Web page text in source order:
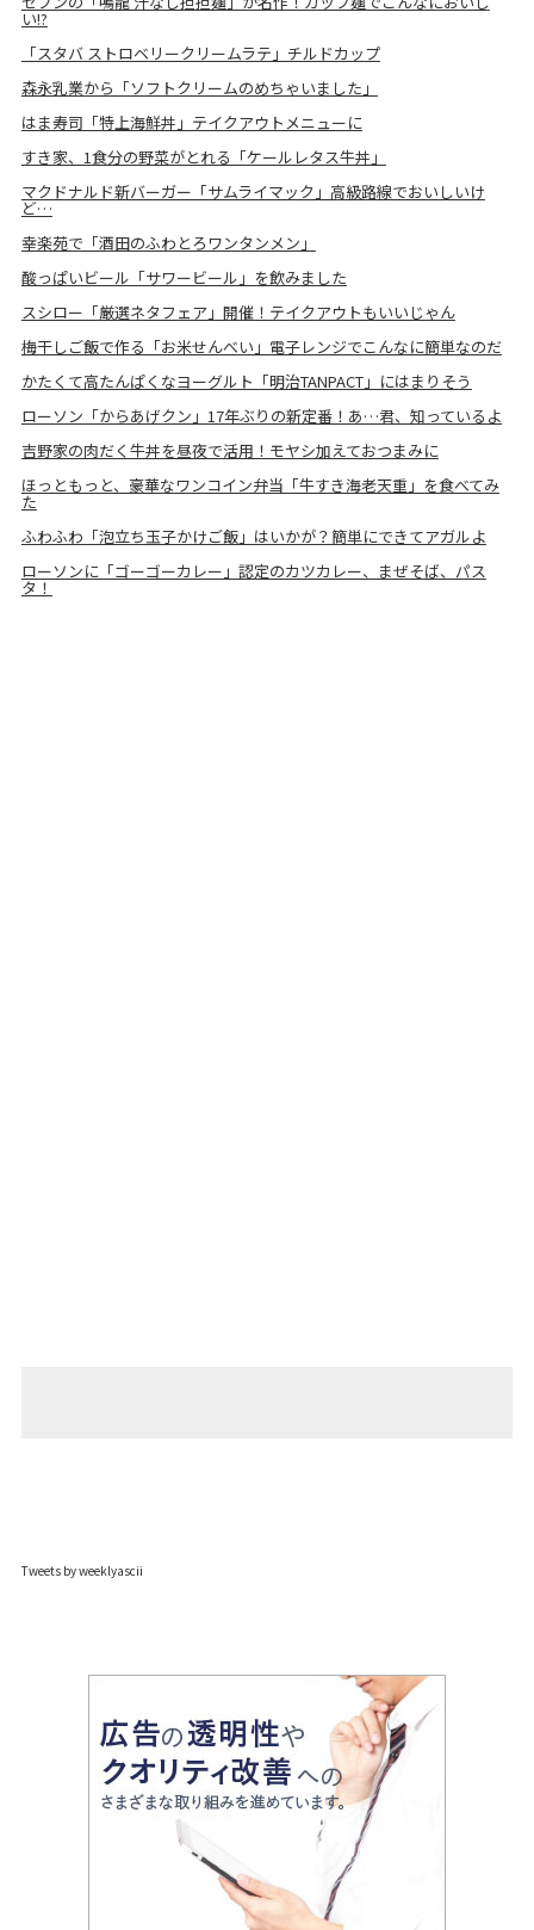
い!?
「スタバ ストロベリークリームラテ」チルドカップ
森永乳業から「ソフトクリームのめちゃいました」
はま寿司「特上海鮮丼」テイクアウトメニューに
すき家、1食分の野菜がとれる「ケールレタス牛丼」
マクドナルド新バーガー「サムライマック」高級路線でおいしいけ
ど…
幸楽苑で「酒田のふわとろワンタンメン」
酸っぱいビール「サワービール」を飲みました
スシロー「厳選ネタフェア」開催！テイクアウトもいいじゃん
梅干しご飯で作る「お米せんべい」電子レンジでこんなに簡単なのだ
かたくて高たんぱくなヨーグルト「明治TANPACT」にはまりそう
ローソン「からあげクン」17年ぶりの新定番！あ…君、知っているよ
吉野家の肉だく牛丼を昼夜で活用！モヤシ加えておつまみに
ほっともっと、豪華なワンコイン弁当「牛すき海老天重」を食べてみ
た
ふわふわ「泡立ち玉子かけご飯」はいかが？簡単にできてアガルよ
ローソンに「ゴーゴーカレー」認定のカツカレー、まぜそば、パス
タ！
Tweets by weeklyascii